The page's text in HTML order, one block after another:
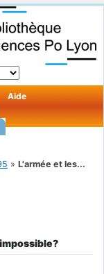
Aide
» L'armée et les...